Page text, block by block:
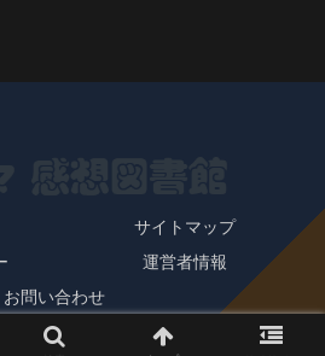
サイトマップ
運営者情報
お問い合わせ
日々感想図書館.